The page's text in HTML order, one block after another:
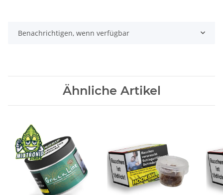
Benachrichtigen, wenn verfügbar
Ähnliche Artikel